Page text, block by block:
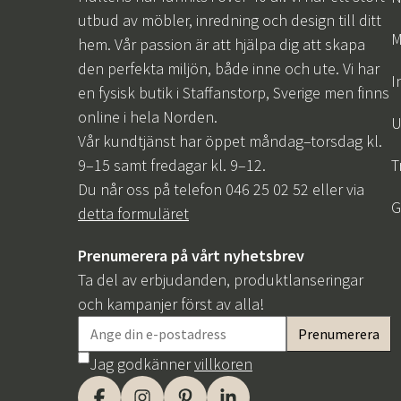
utbud av möbler, inredning och design till ditt
hem. Vår passion är att hjälpa dig att skapa
den perfekta miljön, både inne och ute. Vi har
en fysisk butik i Staffanstorp, Sverige men finns
online i hela Norden.
Vår kundtjänst har öppet måndag–torsdag kl.
9–15 samt fredagar kl. 9–12.
Du når oss på telefon 046 25 02 52 eller via
detta formuläret
Prenumerera på vårt nyhetsbrev
Ta del av erbjudanden, produktlanseringar
och kampanjer först av alla!
Jag godkännervillkoren